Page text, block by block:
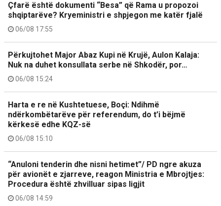
Çfarë është dokumenti “Besa” që Rama u propozoi
shqiptarëve? Kryeministri e shpjegon me katër fjalë
06/08 17:55
Përkujtohet Major Abaz Kupi në Krujë, Aulon Kalaja:
Nuk na duhet konsullata serbe në Shkodër, por…
06/08 15:24
Harta e re në Kushtetuese, Boçi: Ndihmë
ndërkombëtarëve për referendum, do t’i bëjmë
kërkesë edhe KQZ-së
06/08 15:10
“Anuloni tenderin dhe nisni hetimet”/ PD ngre akuza
për avionët e zjarreve, reagon Ministria e Mbrojtjes:
Procedura është zhvilluar sipas ligjit
06/08 14:59